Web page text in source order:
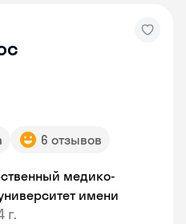
6 отзывов
медико-
имени
г.